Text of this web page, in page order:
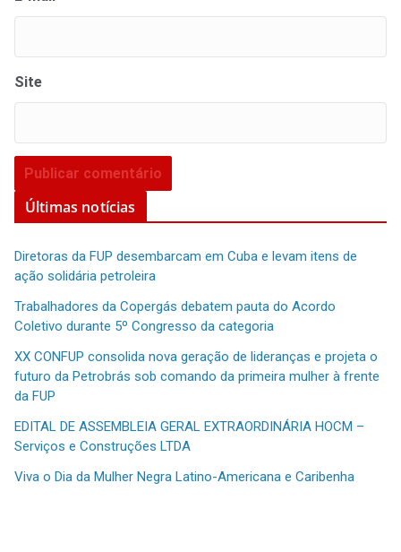
Site
Últimas notícias
Diretoras da FUP desembarcam em Cuba e levam itens de
ação solidária petroleira
Trabalhadores da Copergás debatem pauta do Acordo
Coletivo durante 5º Congresso da categoria
XX CONFUP consolida nova geração de lideranças e projeta o
futuro da Petrobrás sob comando da primeira mulher à frente
da FUP
EDITAL DE ASSEMBLEIA GERAL EXTRAORDINÁRIA HOCM –
Serviços e Construções LTDA
Viva o Dia da Mulher Negra Latino-Americana e Caribenha